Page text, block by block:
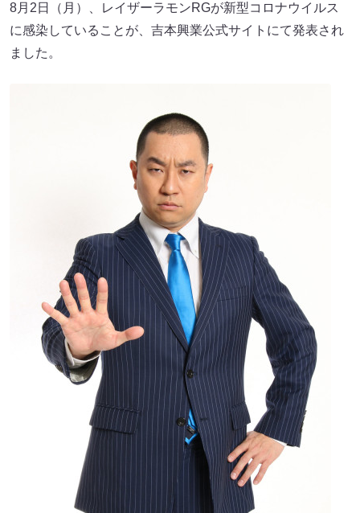
8月2日（月）、レイザーラモンRGが新型コロナウイルス
に感染していることが、吉本興業公式サイトにて発表され
ました。